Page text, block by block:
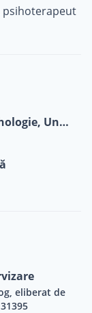
psihoterapeut
Facultatea de Sociologie și Psihologie, Universitatea de Vest, Timișoara
eliberat de